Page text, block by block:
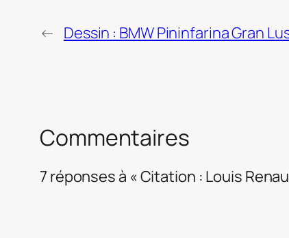
← Dessin : BMW Pininfarina Gran
Commentaires
7 réponses à « Citation : Louis